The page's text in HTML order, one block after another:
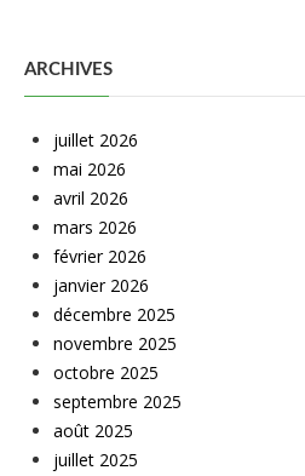
ARCHIVES
juillet 2026
mai 2026
avril 2026
mars 2026
février 2026
janvier 2026
décembre 2025
novembre 2025
octobre 2025
septembre 2025
août 2025
juillet 2025